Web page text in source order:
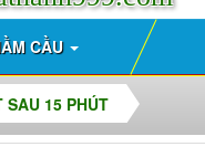
CẦU
SAU 15 PHÚT